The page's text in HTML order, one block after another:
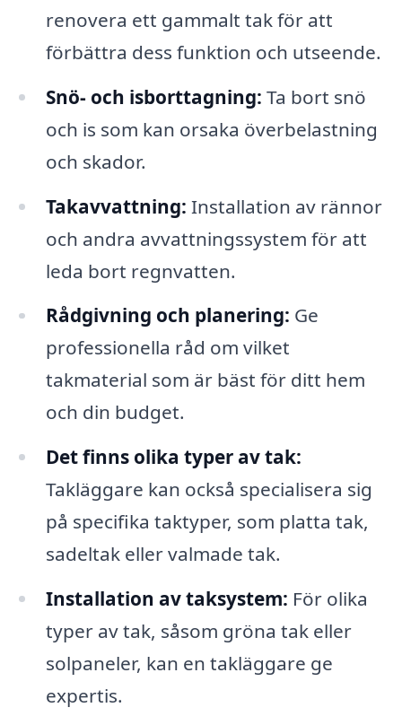
renovera ett gammalt tak för att
förbättra dess funktion och utseende.
Snö- och isborttagning: Ta bort snö
och is som kan orsaka överbelastning
och skador.
Takavvattning: Installation av rännor
och andra avvattningssystem för att
leda bort regnvatten.
Rådgivning och planering: Ge
professionella råd om vilket
takmaterial som är bäst för ditt hem
och din budget.
Det finns olika typer av tak:
Takläggare kan också specialisera sig
på specifika taktyper, som platta tak,
sadeltak eller valmade tak.
Installation av taksystem: För olika
typer av tak, såsom gröna tak eller
solpaneler, kan en takläggare ge
expertis.